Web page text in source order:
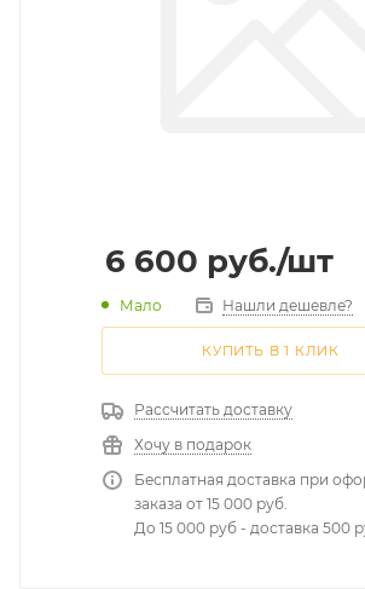
6 600 руб./шт
Мало Нашли дешевле?
КУПИТЬ В 1 КЛИК
Рассчитать доставку
Хочу в подарок
Бесплатная доставка при
заказа от 15 000 руб.
До 15 000 руб - доставка 500